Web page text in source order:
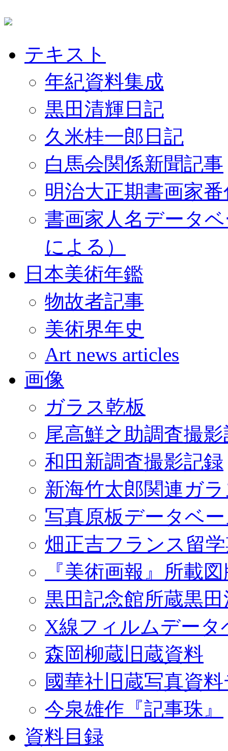
テキスト
年紀資料集成
黒田清輝日記
久米桂一郎日記
白馬会関係新聞記事
明治大正期書画家
書画家人名データ
による）
日本美術年鑑
物故者記事
美術界年史
Art news articles
画像
ガラス乾板
尾高鮮之助調査撮
和田新調査撮影記録
新海竹太郎関連ガ
写真原板データベ
畑正吉フランス留
『美術画報』所載
黒田記念館所蔵黒
X線フィルムデータ
森岡柳蔵旧蔵資料
國華社旧蔵写真資
今泉雄作『記事珠』
資料目録